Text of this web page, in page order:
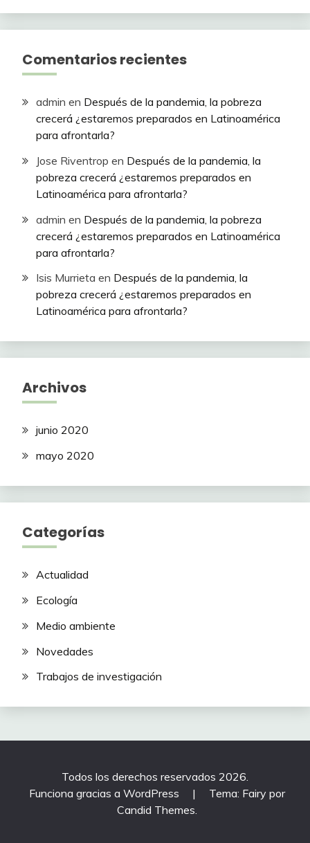
Comentarios recientes
admin en Después de la pandemia, la pobreza
crecerá ¿estaremos preparados en Latinoamérica
para afrontarla?
Jose Riventrop en Después de la pandemia, la
pobreza crecerá ¿estaremos preparados en
Latinoamérica para afrontarla?
admin en Después de la pandemia, la pobreza
crecerá ¿estaremos preparados en Latinoamérica
para afrontarla?
Isis Murrieta en Después de la pandemia, la
pobreza crecerá ¿estaremos preparados en
Latinoamérica para afrontarla?
Archivos
junio 2020
mayo 2020
Categorías
Actualidad
Ecología
Medio ambiente
Novedades
Trabajos de investigación
Todos los derechos reservados 2026.
Funciona gracias a WordPress
|
Tema: Fairy por
Candid Themes.